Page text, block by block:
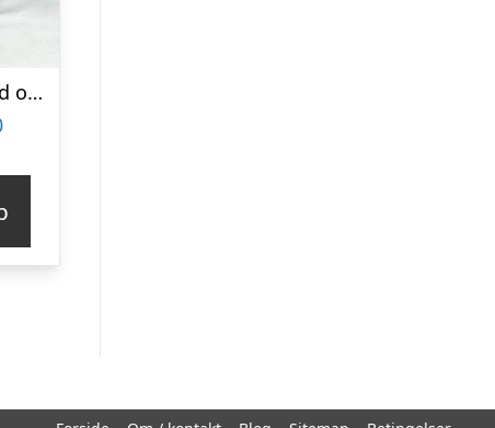
Lykke, kærlighed og sammenhold bronzeskulptur (bryllupsgave)